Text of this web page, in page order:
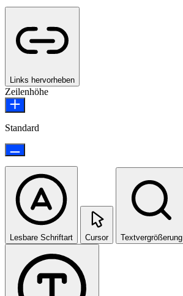
Links hervorheben
Zeilenhöhe
Standard
Lesbare Schriftart Cursor Textvergrößerung